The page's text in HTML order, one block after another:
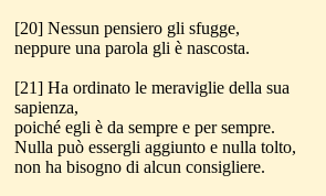
[20] Nessun pensiero gli sfugge,
neppure una parola gli è nascosta.
[21] Ha ordinato le meraviglie della sua
sapienza,
poiché egli è da sempre e per sempre.
Nulla può essergli aggiunto e nulla tolto,
non ha bisogno di alcun consigliere.